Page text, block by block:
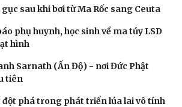
sau khi bơi từ Ma Rốc sang Ceuta
phụ huynh, học sinh về ma túy LSD
hình
Sarnath (Ấn Độ) - nơi Đức Phật
tiên
đột phá trong phát triển lúa lai vô tính